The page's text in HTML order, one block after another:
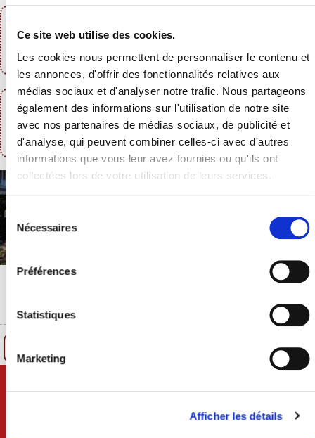
Ce site web utilise des cookies.
Les cookies nous permettent de personnaliser le contenu et
les annonces, d'offrir des fonctionnalités relatives aux
médias sociaux et d'analyser notre trafic. Nous partageons
également des informations sur l'utilisation de notre site
avec nos partenaires de médias sociaux, de publicité et
d'analyse, qui peuvent combiner celles-ci avec d'autres
informations que vous leur avez fournies ou qu'ils ont
collectées lors de votre utilisation de leurs services.
Sélection
consentement
Nécessaires
Préférences
Statistiques
Marketing
Afficher les détails
Contact
suivre sur Facebook